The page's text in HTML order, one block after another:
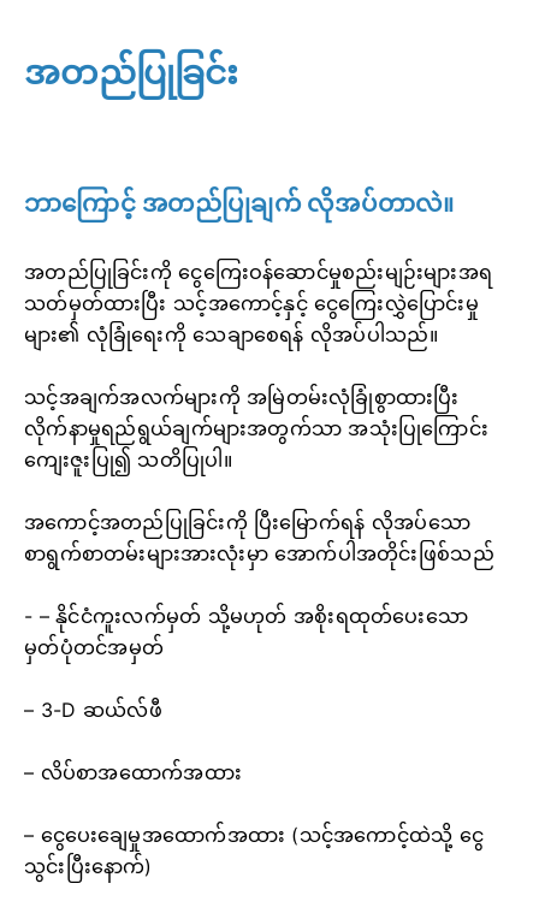
အတည်ပြုခြင်း
ဘာကြောင့် အတည်ပြုချက် လိုအပ်တာလဲ။
အတည်ပြုခြင်းကို ငွေကြေးဝန်ဆောင်မှုစည်းမျဉ်းများအရ
သတ်မှတ်ထားပြီး သင့်အကောင့်နှင့် ငွေကြေးလွှဲပြောင်းမှု
များ၏ လုံခြုံရေးကို သေချာစေရန် လိုအပ်ပါသည်။
သင့်အချက်အလက်များကို အမြဲတမ်းလုံခြုံစွာထားပြီး
လိုက်နာမှုရည်ရွယ်ချက်များအတွက်သာ အသုံးပြုကြောင်း
ကျေးဇူးပြု၍ သတိပြုပါ။
အကောင့်အတည်ပြုခြင်းကို ပြီးမြောက်ရန် လိုအပ်သော
စာရွက်စာတမ်းများအားလုံးမှာ အောက်ပါအတိုင်းဖြစ်သည်
- – နိုင်ငံကူးလက်မှတ် သို့မဟုတ် အစိုးရထုတ်ပေးသော
မှတ်ပုံတင်အမှတ်
– 3-D ဆယ်လ်ဖီ
– လိပ်စာအထောက်အထား
– ငွေပေးချေမှုအထောက်အထား (သင့်အကောင့်ထဲသို့ ငွေ
သွင်းပြီးနောက်)